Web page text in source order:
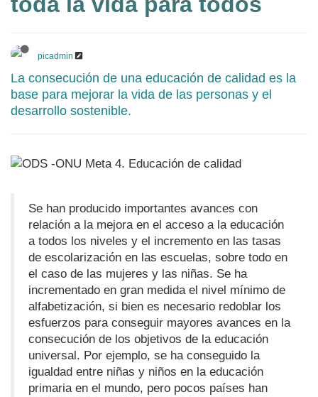
picadmin
La consecución de una educación de calidad es la
base para mejorar la vida de las personas y el
desarrollo sostenible.
Se han producido importantes avances con
relación a la mejora en el acceso a la educación
a todos los niveles y el incremento en las tasas
de escolarización en las escuelas, sobre todo en
el caso de las mujeres y las niñas. Se ha
incrementado en gran medida el nivel mínimo de
alfabetización, si bien es necesario redoblar los
esfuerzos para conseguir mayores avances en la
consecución de los objetivos de la educación
universal. Por ejemplo, se ha conseguido la
igualdad entre niñas y niños en la educación
primaria en el mundo, pero pocos países han